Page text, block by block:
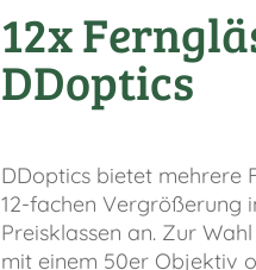
12x
DDoptics
DDoptics bietet mehrere
12-fachen Vergrößerung
Preisklassen an. Zur
mit einem 50er Objektiv